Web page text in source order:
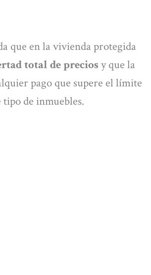
que en la vivienda protegida
total de precios y que la
pago que supere el límite
de inmuebles.